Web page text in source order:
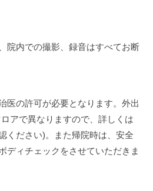
院内での撮影、録音はすべてお断
医の許可が必要となります。外出
アで異なりますので、詳しくは
ください)。また帰院時は、安全
ディチェックをさせていただきま